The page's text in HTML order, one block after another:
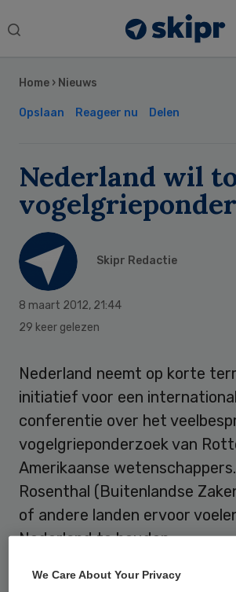
Search
Home › Nieuws
Opslaan Reageer nu Delen
Nederland wil
Skipr Redactie
8 maart 2012, 21:44
29 keer gelezen
Nederland neemt op korte
initiatief voor een
conferentie over het
vogelgrieponderzoek van
Amerikaanse
Rosenthal (Buitenlandse
of andere landen ervoor
Nederland te houden.
Nu wetenschappers erin zijn
Sidebar
We Care About Your Privacy